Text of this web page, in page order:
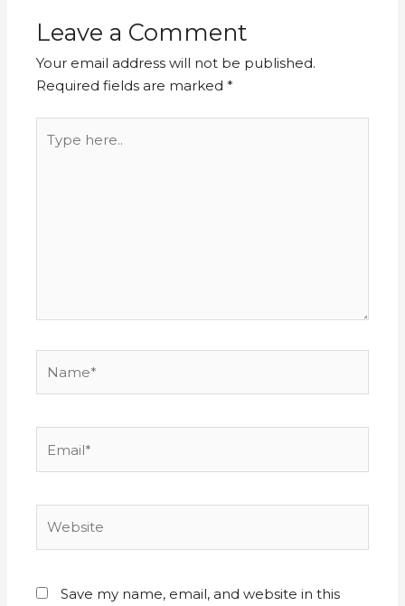
Leave a Comment
Your email address will not be published.
Required fields are marked*
Save my name, email, and website in this